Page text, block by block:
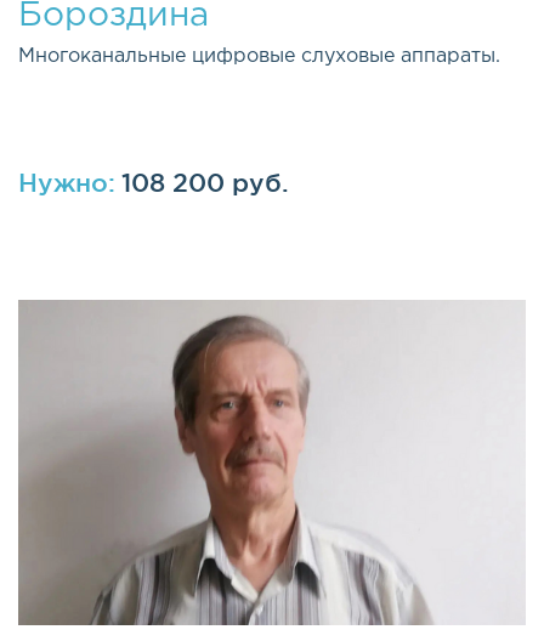
Бороздина
Многоканальные цифровые слуховые аппараты.
Нужно: 108 200 руб.